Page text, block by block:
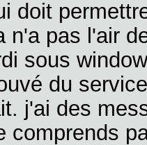
doit
n'a pas l'air
sous
du
j'ai des
comprends